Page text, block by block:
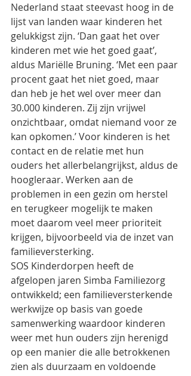
Nederland staat steevast hoog in de
lijst van landen waar kinderen het
gelukkigst zijn. ‘Dan gaat het over
kinderen met wie het goed gaat’,
aldus Mariëlle Bruning. ‘Met een paar
procent gaat het niet goed, maar
dan heb je het wel over meer dan
30.000 kinderen. Zij zijn vrijwel
onzichtbaar, omdat niemand voor ze
kan opkomen.’ Voor kinderen is het
contact en de relatie met hun
ouders het allerbelangrijkst, aldus de
hoogleraar. Werken aan de
problemen in een gezin om herstel
en terugkeer mogelijk te maken
moet daarom veel meer prioriteit
krijgen, bijvoorbeeld via de inzet van
familieversterking.
SOS Kinderdorpen heeft de
afgelopen jaren Simba Familiezorg
ontwikkeld; een familieversterkende
werkwijze op basis van goede
samenwerking waardoor kinderen
weer met hun ouders zijn herenigd
op een manier die alle betrokkenen
zien als duurzaam en voldoende